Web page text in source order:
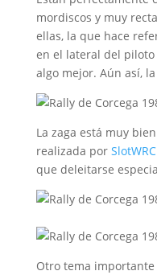
mordiscos y muy
ellas, la que hace
en el lateral del
algo mejor. Aún así,
La zaga está muy
realizada por SlotWRC
que deleitarse
Otro tema